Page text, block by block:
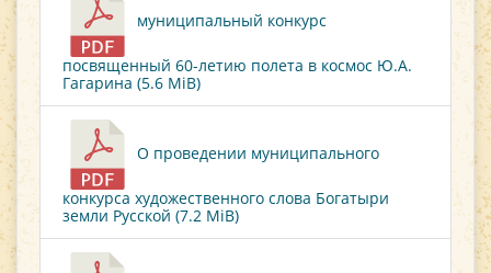
муниципальный конкурс
посвященный 60-летию полета в космос Ю.А.
Гагарина (5.6 MiB)
О проведении муниципального
конкурса художественного слова Богатыри
земли Русской (7.2 MiB)